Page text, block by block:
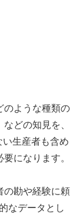
のような種類の
どの知見を、
生産者も含め
になります。
の勘や経験に頼
なデータとし